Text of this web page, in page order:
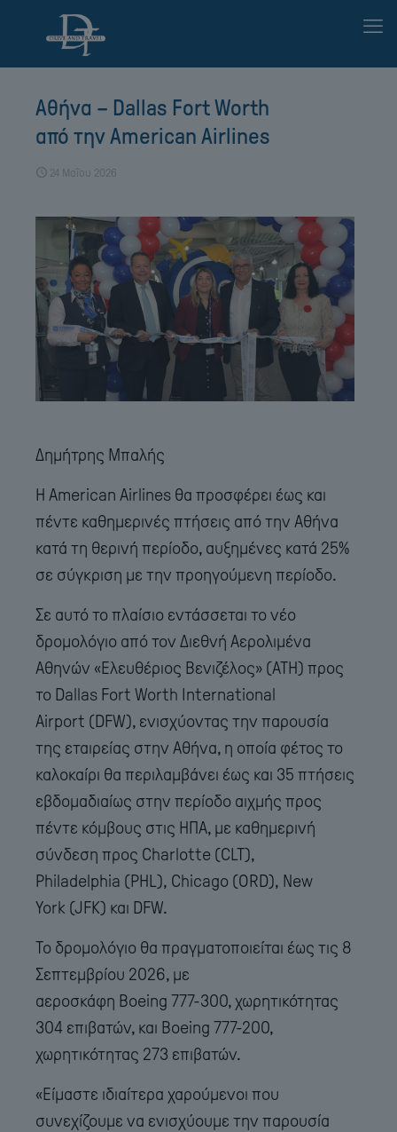
Αθήνα – Dallas Fort Worth
από την American Airlines
24 Μαΐου 2026
Δημήτρης Μπαλής
Η American Airlines θα προσφέρει έως και
πέντε καθημερινές πτήσεις από την Αθήνα
κατά τη θερινή περίοδο, αυξημένες κατά 25%
σε σύγκριση με την προηγούμενη περίοδο.
Σε αυτό το πλαίσιο εντάσσεται το νέο
δρομολόγιο από τον Διεθνή Αερολιμένα
Αθηνών «Ελευθέριος Βενιζέλος» (ATH) προς
το Dallas Fort Worth International
Airport (DFW), ενισχύοντας την παρουσία
της εταιρείας στην Αθήνα, η οποία φέτος το
καλοκαίρι θα περιλαμβάνει έως και 35 πτήσεις
εβδομαδιαίως στην περίοδο αιχμής προς
πέντε κόμβους στις ΗΠΑ, με καθημερινή
σύνδεση προς Charlotte (CLT),
Philadelphia (PHL), Chicago (ORD), New
York (JFK) και DFW.
Το δρομολόγιο θα πραγματοποιείται έως τις 8
Σεπτεμβρίου 2026, με
αεροσκάφη Boeing 777-300, χωρητικότητας
304 επιβατών, και Boeing 777-200,
χωρητικότητας 273 επιβατών.
«Είμαστε ιδιαίτερα χαρούμενοι που
συνεχίζουμε να ενισχύουμε την παρουσία